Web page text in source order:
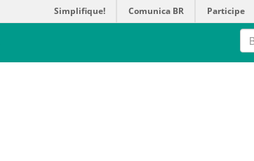
Simplifique! Comunica BR Participe